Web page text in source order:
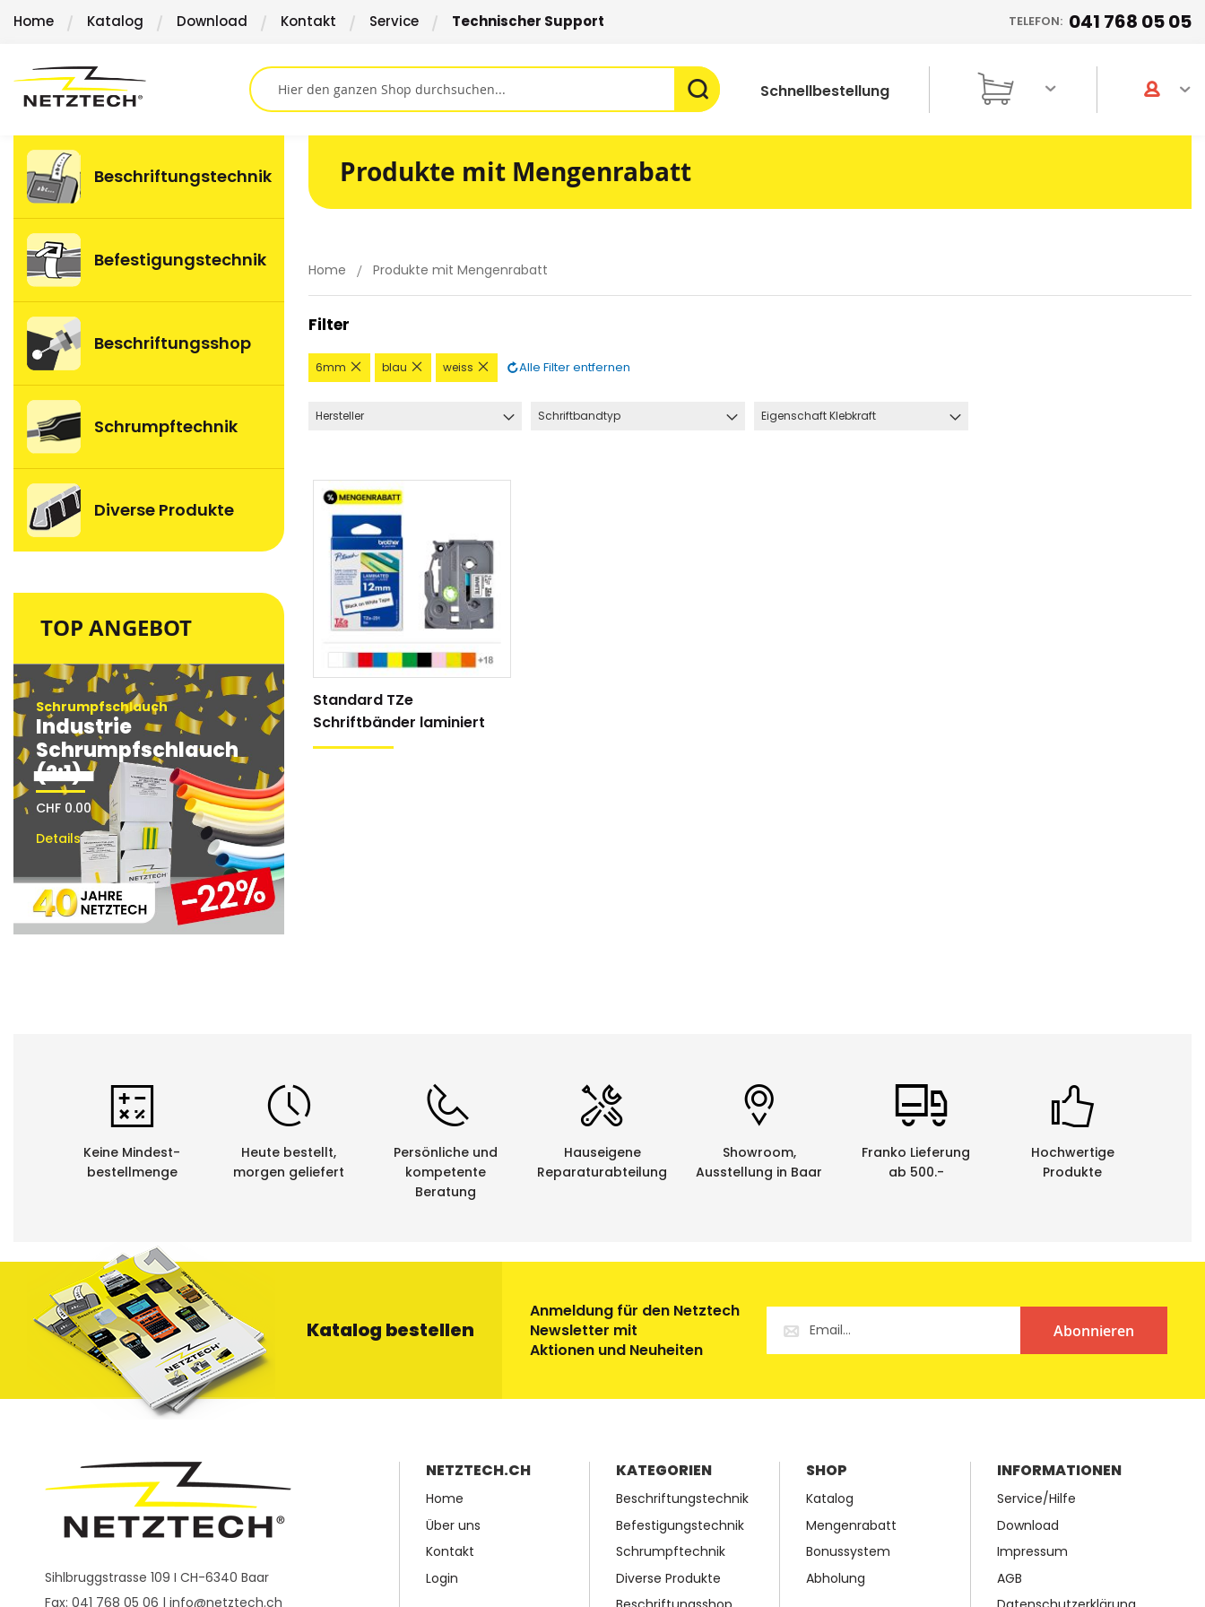
Direkt
Home Katalog Download Kontakt Service Technischer Support TELEFON: 041 768 05 05
Schnellbestellung
TOP ANGEBOT
Schrumpfschlauch
Industrie
Schrumpfschlauch
(2:1)
CHF 0.00
Details
Schrumpfschlauch
Industrie
Schrumpfschlauch
Beschriftungstechnik
Befestigungstechnik
Beschriftungsshop
Schrumpftechnik
Diverse Produkte
Produkte mit Mengenrabatt
Home Produkte mit Mengenrabatt
Filter
6mm
Diesen
Artikel
blau
Diesen
Artikel
weiss
Diesen
Artikel
Alle Filter entfernen
Hersteller Schriftbandtyp Eigenschaft Klebkraft
Standard TZe
Schriftbänder laminiert
Keine Mindest-
bestellmenge
Heute bestellt,
morgen geliefert
Persönliche und
kompetente
Beratung
Hauseigene
Reparaturabteilung
Showroom,
Ausstellung in Baar
Franko Lieferung
ab 500.-
Hochwertige
Produkte
Katalog bestellen
Anmeldung für den Netztech
Newsletter mit
Aktionen und Neuheiten
Abonnieren
Sihlbruggstrasse 109 I CH-6340 Baar
Fax: 041 768 05 06 | info@netztech.ch
NETZTECH.CH
Home
Über uns
Kontakt
Login
KATEGORIEN
Beschriftungstechnik
Befestigungstechnik
Schrumpftechnik
Diverse Produkte
SHOP
Katalog
Mengenrabatt
Bonussystem
Abholung
INFORMATIONEN
Service/Hilfe
Download
Impressum
AGB